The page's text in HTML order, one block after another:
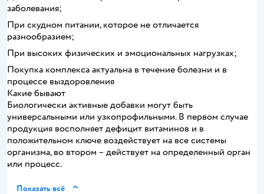
заболевания;
При скудном питании, которое не отличается
разнообразием;
При высоких физических и эмоциональных нагрузках;
Покупка комплекса актуальна в течение болезни и в
процессе выздоровления
Какие бывают
Биологически активные добавки могут быть
универсальными или узкопрофильными. В первом случае
продукция восполняет дефицит витаминов и в
положительном ключе воздействует на все системы
организма, во втором – действует на определенный орган
или процесс.
Показать всё